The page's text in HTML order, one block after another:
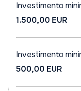
Investimento
1.500,00 EUR
Investimento
500,00 EUR